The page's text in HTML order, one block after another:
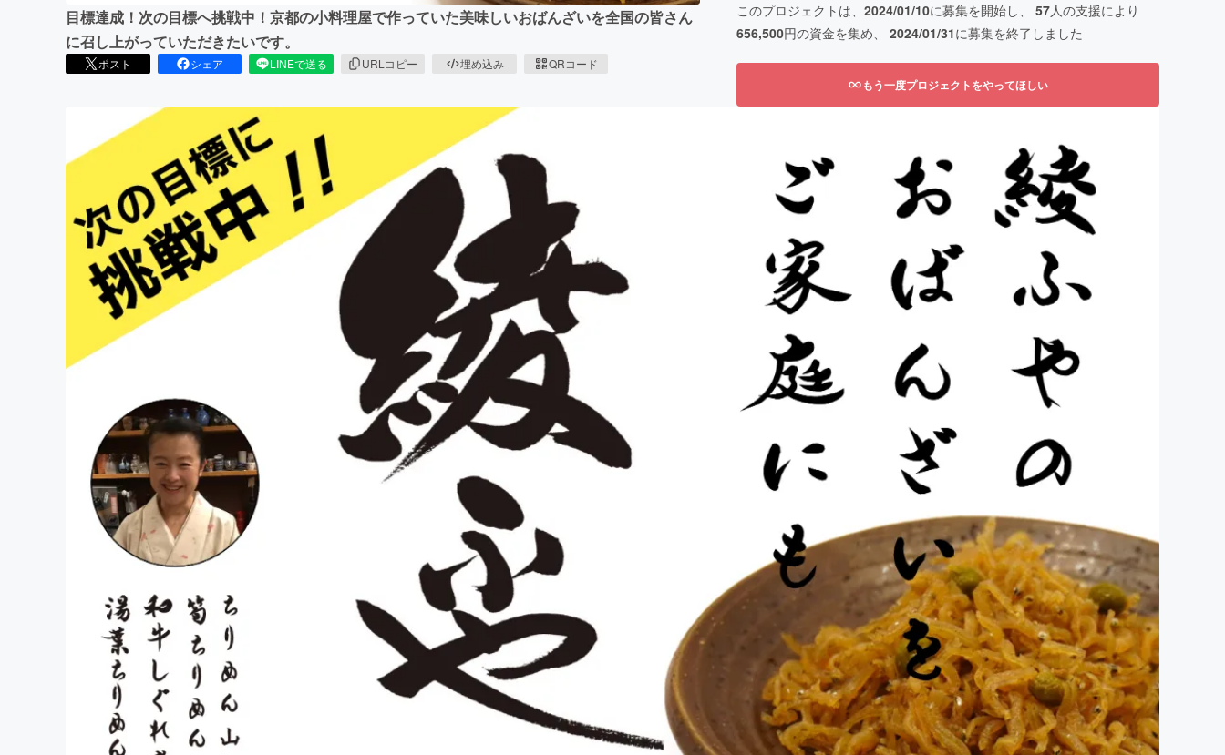
目標達成！次の目標へ挑戦中！京都の小料理屋で作っていた美味しいおばんざいを全国の皆さん
に召し上がっていただきたいです。
ポスト シェア LINEで送る URLコピー 埋め込み QRコード
このプロジェクトは、 2024/01/10に募集を開始し、 57人の支援により
656,500円の資金を集め、 2024/01/31に募集を終了しました
もう一度プロジェクトをやってほしい